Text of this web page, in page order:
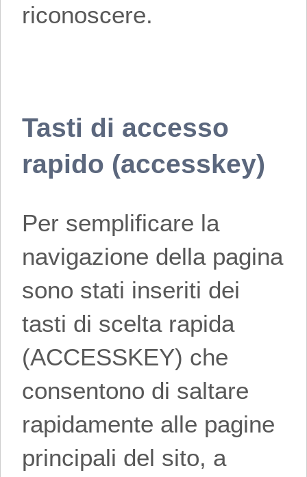
riconoscere.
Tasti di accesso
rapido (accesskey)
Per semplificare la
navigazione della pagina
sono stati inseriti dei
tasti di scelta rapida
(ACCESSKEY) che
consentono di saltare
rapidamente alle pagine
principali del sito, a